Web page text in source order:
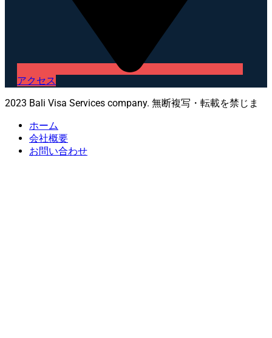
アクセス
2023 Bali Visa Services company. 無断複写・転載を禁じま
ホーム
会社概要
お問い合わせ